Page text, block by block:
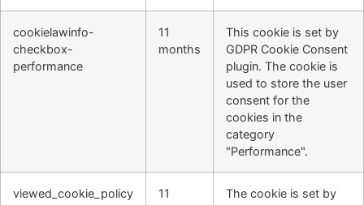
cookielawinfo-
checkbox-
performance
11
months
This cookie is set by
GDPR Cookie Consent
plugin. The cookie is
used to store the user
consent for the
cookies in the
category
"Performance".
viewed_cookie_policy
11
The cookie is set by